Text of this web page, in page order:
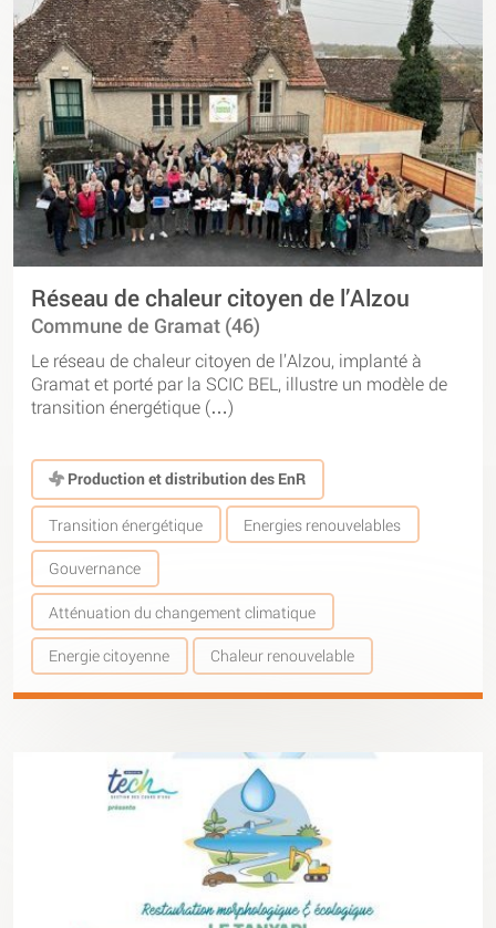
Réseau de chaleur citoyen de l’Alzou
Commune de Gramat (46)
Le réseau de chaleur citoyen de l’Alzou, implanté à
Gramat et porté par la SCIC BEL, illustre un modèle de
transition énergétique (…)
Production et distribution des EnR
Transition énergétique Energies renouvelables
Gouvernance
Atténuation du changement climatique
Energie citoyenne Chaleur renouvelable